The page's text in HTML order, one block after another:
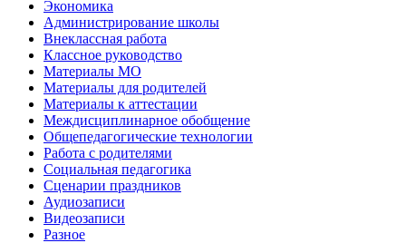
Экономика
Администрирование школы
Внеклассная работа
Классное руководство
Материалы МО
Материалы для родителей
Материалы к аттестации
Междисциплинарное обобщение
Общепедагогические технологии
Работа с родителями
Социальная педагогика
Сценарии праздников
Аудиозаписи
Видеозаписи
Разное